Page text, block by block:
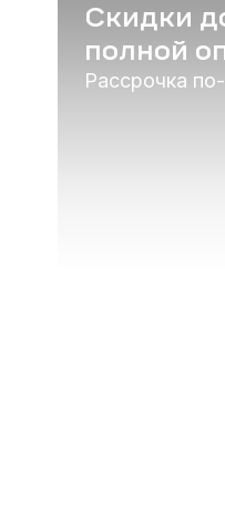
Скидки
полной
Рассрочка